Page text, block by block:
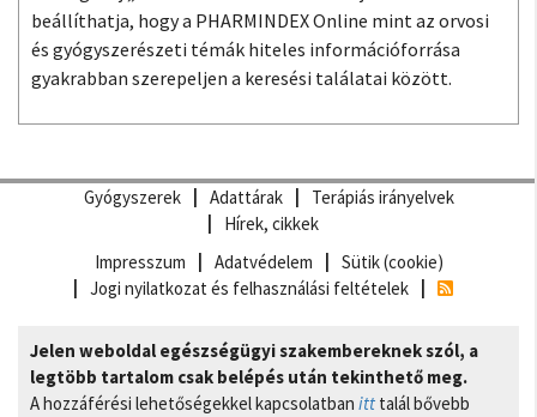
beállíthatja, hogy a PHARMINDEX Online mint az orvosi
és gyógyszerészeti témák hiteles információforrása
gyakrabban szerepeljen a keresési találatai között.
Gyógyszerek Adattárak
Terápiás irányelvek
Hírek, cikkek
Impresszum
Adatvédelem
Sütik (cookie)
Jogi nyilatkozat és felhasználási feltételek
Jelen weboldal egészségügyi szakembereknek szól, a
legtöbb tartalom csak belépés után tekinthető meg.
A hozzáférési lehetőségekkel kapcsolatban itt talál bővebb